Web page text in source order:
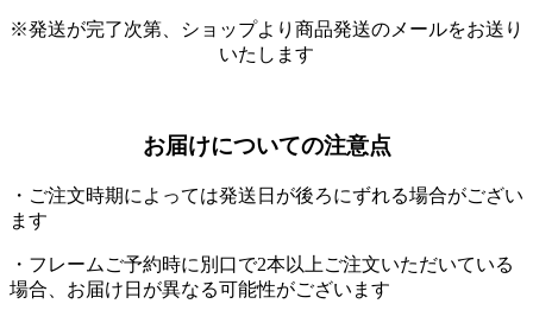
※発送が完了次第、ショップより商品発送のメールをお送り
いたします
お届けについての注意点
・ご注文時期によっては発送日が後ろにずれる場合がござい
ます
・フレームご予約時に別口で2本以上ご注文いただいている
場合、お届け日が異なる可能性がございます